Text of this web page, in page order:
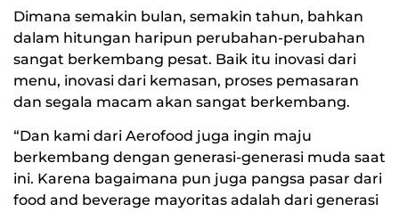
Dimana semakin bulan, semakin tahun, bahkan
dalam hitungan haripun perubahan-perubahan
sangat berkembang pesat. Baik itu inovasi dari
menu, inovasi dari kemasan, proses pemasaran
dan segala macam akan sangat berkembang.
“Dan kami dari Aerofood juga ingin maju
berkembang dengan generasi-generasi muda saat
ini. Karena bagaimana pun juga pangsa pasar dari
food and beverage mayoritas adalah dari generasi